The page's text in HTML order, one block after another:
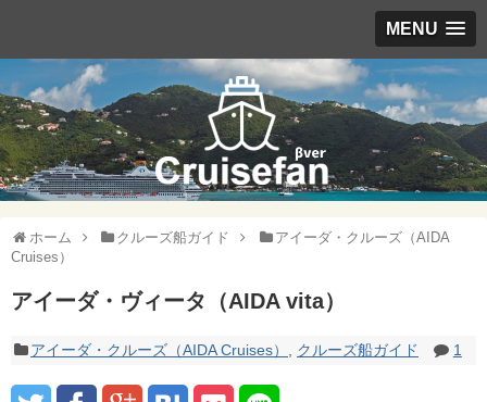
MENU
ホーム クルーズ船ガイド
アイーダ・クルーズ（AIDA
Cruises）
アイーダ・ヴィータ（AIDA vita）
アイーダ・クルーズ（AIDA Cruises） クルーズ船ガイド 1